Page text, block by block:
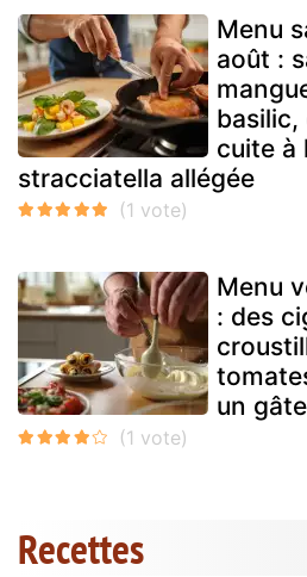
Menu
août :
cuite à
stracciatella allégée
Menu
: des
un
Recettes